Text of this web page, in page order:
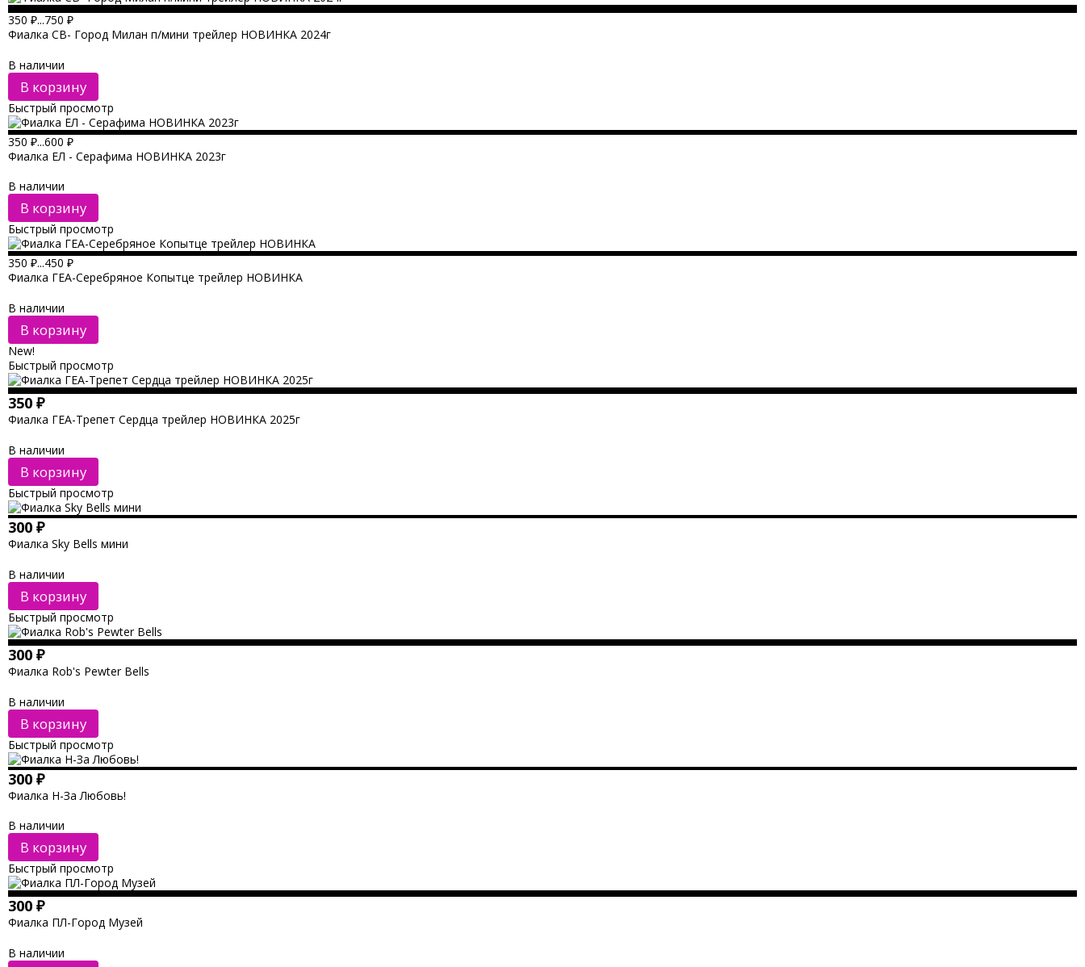
350 ₽...750 ₽
Фиалка СВ- Город Милан п/мини трейлер НОВИНКА 2024г
В наличии
В корзину
Быстрый просмотр
350 ₽...600 ₽
Фиалка ЕЛ - Серафима НОВИНКА 2023г
В наличии
В корзину
Быстрый просмотр
350 ₽...450 ₽
Фиалка ГЕА-Серебряное Копытце трейлер НОВИНКА
В наличии
В корзину
New!
Быстрый просмотр
350 ₽
Фиалка ГЕА-Трепет Сердца трейлер НОВИНКА 2025г
В наличии
В корзину
Быстрый просмотр
300 ₽
Фиалка Sky Bells мини
В наличии
В корзину
Быстрый просмотр
300 ₽
Фиалка Rob's Pewter Bells
В наличии
В корзину
Быстрый просмотр
300 ₽
Фиалка Н-За Любовь!
В наличии
В корзину
Быстрый просмотр
300 ₽
Фиалка ПЛ-Город Музей
В наличии